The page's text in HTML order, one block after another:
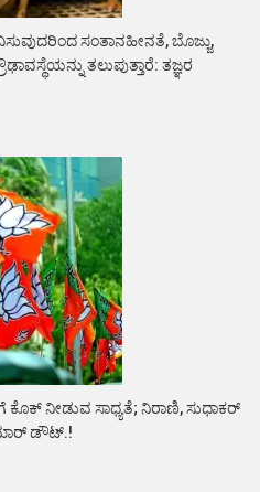
ಸಂತಾನಹೀನತೆ, ಬೊಜ್ಜು,
ತಲುಪುತ್ತಾರೆ: ತಜ್ಞರ
ನೀಡುವ ಸಾಧ್ಯತೆ; ನಿರಾಣಿ, ಸುಧಾಕರ್
ಡೌಟ್.!